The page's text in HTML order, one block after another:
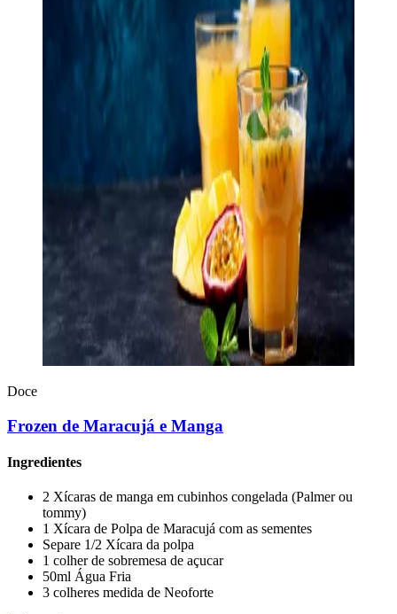
Doce
Frozen de Maracujá e Manga
Ingredientes
2 Xícaras de manga em cubinhos congelada (Palmer ou
tommy)
1 Xícara de Polpa de Maracujá com as sementes
Separe 1/2 Xícara da polpa
1 colher de sobremesa de açucar
50ml Água Fria
3 colheres medida de Neoforte